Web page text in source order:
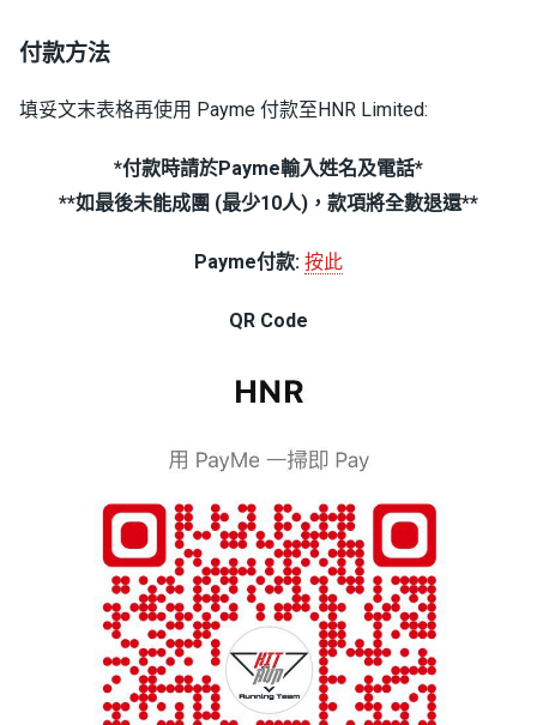
付款方法
填妥文末表格再使用 Payme 付款至HNR Limited:
*付款時請於Payme輸入姓名及電話*
**如最後未能成團 (最少10人)，款項將全數退還**
Payme付款: 按此
QR Code